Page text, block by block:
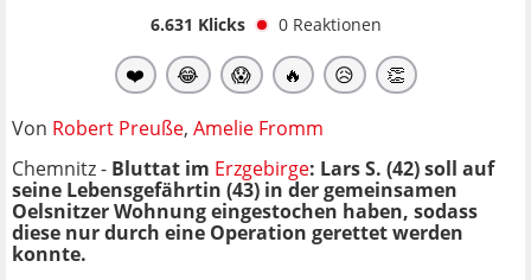
6.631 Klicks 0 Reaktionen
❤️ 😂 😱 🔥 😥 👏
Von Robert Preuße, Amelie Fromm
Chemnitz - Bluttat im Erzgebirge: Lars S. (42) soll auf
seine Lebensgefährtin (43) in der gemeinsamen
Oelsnitzer Wohnung eingestochen haben, sodass
diese nur durch eine Operation gerettet werden
konnte.